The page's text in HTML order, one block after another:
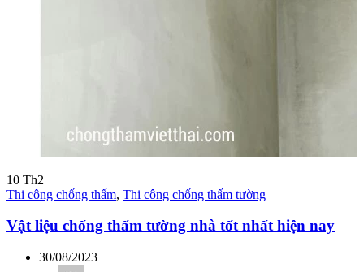
10 Th2
Thi công chống thấm, Thi công chống thấm tường
Vật liệu chống thấm tường nhà tốt nhất hiện nay
30/08/2023